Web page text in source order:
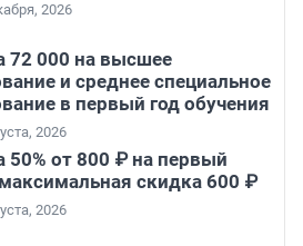
2026
72 000 на высшее
и среднее специальное
в первый год обучения
2026
50% от 800 ₽ на первый
скидка 600 ₽
2026